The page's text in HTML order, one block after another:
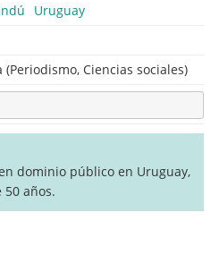
Uruguay
(Periodismo, Ciencias sociales)
dominio público en Uruguay,
años.